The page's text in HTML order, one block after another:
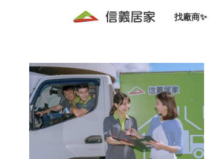
找廠商✨
免費諮詢服務
居住服務免費諮詢
會員活動優惠
冷氣清洗(限時優惠)新會員大禮包
廠商募集 人才招募居住好生活講座
買屋